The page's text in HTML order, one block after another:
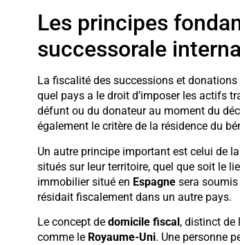
Les principes
successorale
La fiscalité des successions et
quel pays a le droit d’imposer les actifs
défunt ou du donateur au moment du
également le critère de la résidence du
Un autre principe important est celui de la
situés sur leur territoire, quel que soit le
immobilier situé en Espagnesera soumis
résidait fiscalement dans un autre pays.
Le concept de domicile fiscal, distinct de
comme le Royaume-Uni. Une personne